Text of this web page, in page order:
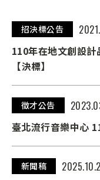
招決標公告
110年在地文創設
【決標】
徵才公告
新聞稿